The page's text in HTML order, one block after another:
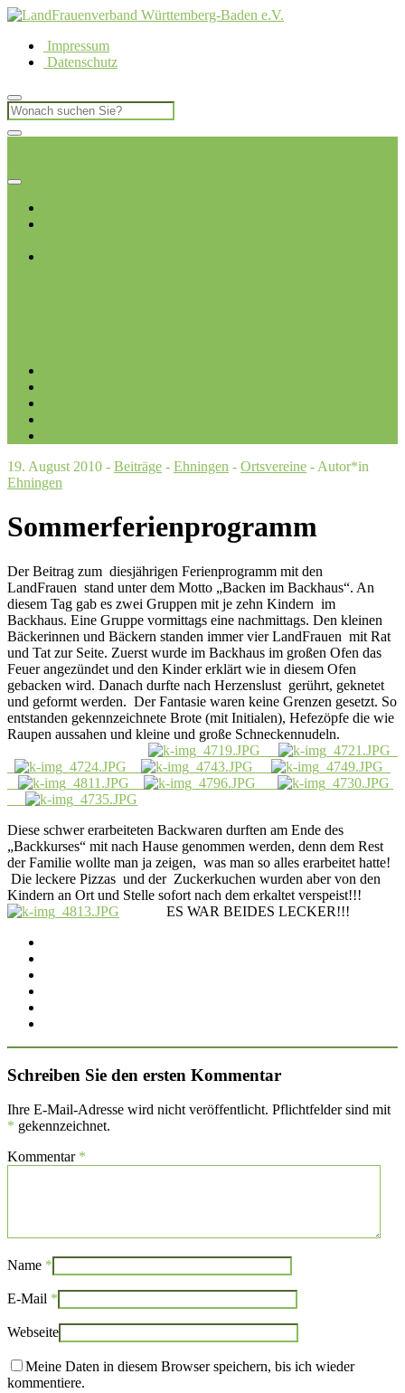
Impressum
Datenschutz
19. August 2010 - Beiträge - Ehningen - Ortsvereine - Autor*in
Ehningen
Sommerferienprogramm
Der Beitrag zum diesjährigen Ferienprogramm mit den
LandFrauen stand unter dem Motto „Backen im Backhaus“. An
diesem Tag gab es zwei Gruppen mit je zehn Kindern im
Backhaus. Eine Gruppe vormittags eine nachmittags. Den kleinen
Bäckerinnen und Bäckern standen immer vier LandFrauen mit Rat
und Tat zur Seite. Zuerst wurde im Backhaus im großen Ofen das
Feuer angezündet und den Kinder erklärt wie in diesem Ofen
gebacken wird. Danach durfte nach Herzenslust gerührt, geknetet
und geformt werden. Der Fantasie waren keine Grenzen gesetzt. So
entstanden gekennzeichnete Brote (mit Initialen), Hefezöpfe die wie
Raupen aussahen und kleine und große Schneckennudeln.
Diese schwer erarbeiteten Backwaren durften am Ende des
„Backkurses“ mit nach Hause genommen werden, denn dem Rest
der Familie wollte man ja zeigen, was man so alles erarbeitet hatte!
Die leckere Pizzas und der Zuckerkuchen wurden aber von den
Kindern an Ort und Stelle sofort nach dem erkaltet verspeist!!!
ES WAR BEIDES LECKER!!!
Schreiben Sie den ersten Kommentar
Ihre E-Mail-Adresse wird nicht veröffentlicht. Pflichtfelder sind mit
* gekennzeichnet.
Kommentar *
Name *
E-Mail *
Webseite
Meine Daten in diesem Browser speichern, bis ich wieder
kommentiere.